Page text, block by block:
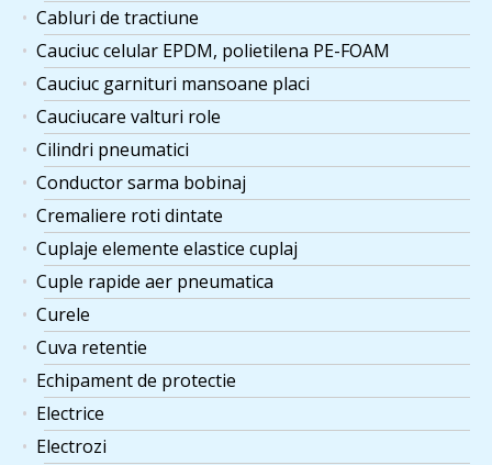
Cabluri de tractiune
Cauciuc celular EPDM, polietilena PE-FOAM
Cauciuc garnituri mansoane placi
Cauciucare valturi role
Cilindri pneumatici
Conductor sarma bobinaj
Cremaliere roti dintate
Cuplaje elemente elastice cuplaj
Cuple rapide aer pneumatica
Curele
Cuva retentie
Echipament de protectie
Electrice
Electrozi